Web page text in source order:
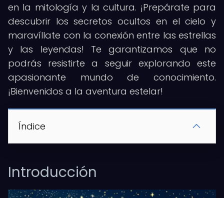
en la mitología y la cultura. ¡Prepárate para
descubrir los secretos ocultos en el cielo y
maravíllate con la conexión entre las estrellas
y las leyendas! Te garantizamos que no
podrás resistirte a seguir explorando este
apasionante mundo de conocimiento.
¡Bienvenidos a la aventura estelar!
Índice
Introducción